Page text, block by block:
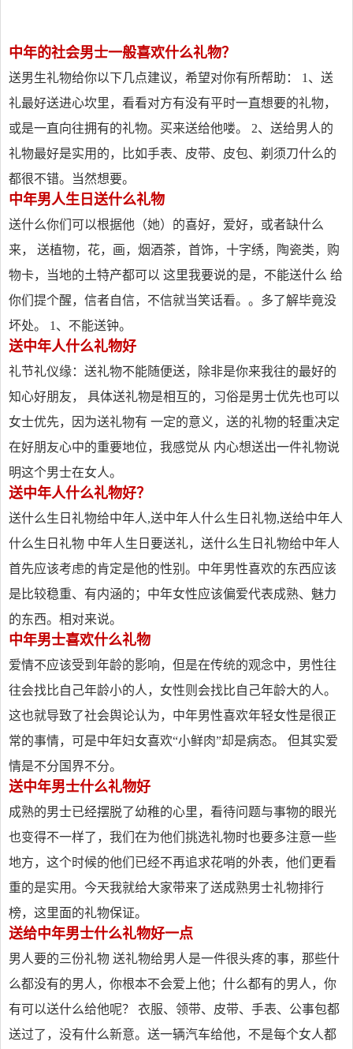
中年的社会男士一般喜欢什么礼物？
送男生礼物给你以下几点建议，希望对你有所帮助： 1、送
礼最好送进心坎里，看看对方有没有平时一直想要的礼物，
或是一直向往拥有的礼物。买来送给他喽。 2、送给男人的
礼物最好是实用的，比如手表、皮带、皮包、剃须刀什么的
都很不错。当然想要。
中年男人生日送什么礼物
送什么你们可以根据他（她）的喜好，爱好，或者缺什么
来， 送植物，花，画，烟酒茶，首饰，十字绣，陶瓷类，购
物卡，当地的土特产都可以 这里我要说的是，不能送什么 给
你们提个醒，信者自信，不信就当笑话看。。多了解毕竟没
坏处。 1、不能送钟。
送中年人什么礼物好
礼节礼仪缘：送礼物不能随便送，除非是你来我往的最好的
知心好朋友， 具体送礼物是相互的，习俗是男士优先也可以
女士优先，因为送礼物有 一定的意义，送的礼物的轻重决定
在好朋友心中的重要地位，我感觉从 内心想送出一件礼物说
明这个男士在女人。
送中年人什么礼物好？
送什么生日礼物给中年人,送中年人什么生日礼物,送给中年人
什么生日礼物 中年人生日要送礼，送什么生日礼物给中年人
首先应该考虑的肯定是他的性别。中年男性喜欢的东西应该
是比较稳重、有内涵的；中年女性应该偏爱代表成熟、魅力
的东西。相对来说。
中年男士喜欢什么礼物
爱情不应该受到年龄的影响，但是在传统的观念中，男性往
往会找比自己年龄小的人，女性则会找比自己年龄大的人。
这也就导致了社会舆论认为，中年男性喜欢年轻女性是很正
常的事情，可是中年妇女喜欢“小鲜肉”却是病态。 但其实爱
情是不分国界不分。
送中年男士什么礼物好
成熟的男士已经摆脱了幼稚的心里，看待问题与事物的眼光
也变得不一样了，我们在为他们挑选礼物时也要多注意一些
地方，这个时候的他们已经不再追求花哨的外表，他们更看
重的是实用。今天我就给大家带来了送成熟男士礼物排行
榜，这里面的礼物保证。
送给中年男士什么礼物好一点
男人要的三份礼物 送礼物给男人是一件很头疼的事，那些什
么都没有的男人，你根本不会爱上他；什么都有的男人，你
有可以送什么给他呢？ 衣服、领带、皮带、手表、公事包都
送过了，没有什么新意。送一辆汽车给他，不是每个女人都